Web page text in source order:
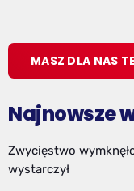
MASZ DLA NAS
Najnowsze
Zwycięstwo
wystarczył